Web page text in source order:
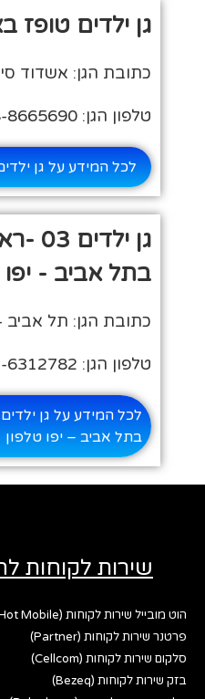
גן ילדים טופז
כתובת הגן: אשדוד
טלפון הגן: 08-8665690
לכל המידע על גן
גן
בתל אביב - יפו
כתובת הגן: תל אביב -
טלפון הגן: 02-6312782
בתל אביב – יפו טלפון
שירות לקוחות
הוט מובייל שירות לקוחות (Hot Mobile)
פרטנר שירות לקוחות (Partner)
סלקום שירות לקוחות (Cellcom)
בזק שירות לקוחות (Bezeq)